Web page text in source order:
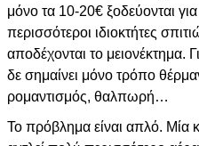
μόνο τα 10-20€ ξοδεύονται
περισσότεροι ιδιοκτήτες
αποδέχονται το μειονέκτημα.
δε σημαίνει μόνο τρόπο
ρομαντισμός, θαλπωρή…
Το πρόβλημα είναι απλό. Μία